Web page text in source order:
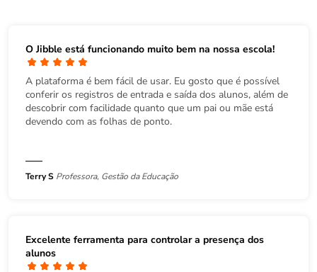
O Jibble está funcionando muito bem na nossa escola!
A plataforma é bem fácil de usar. Eu gosto que é possível
conferir os registros de entrada e saída dos alunos, além de
descobrir com facilidade quanto que um pai ou mãe está
devendo com as folhas de ponto.
Terry S Professora, Gestão da Educação
Excelente ferramenta para controlar a presença dos
alunos